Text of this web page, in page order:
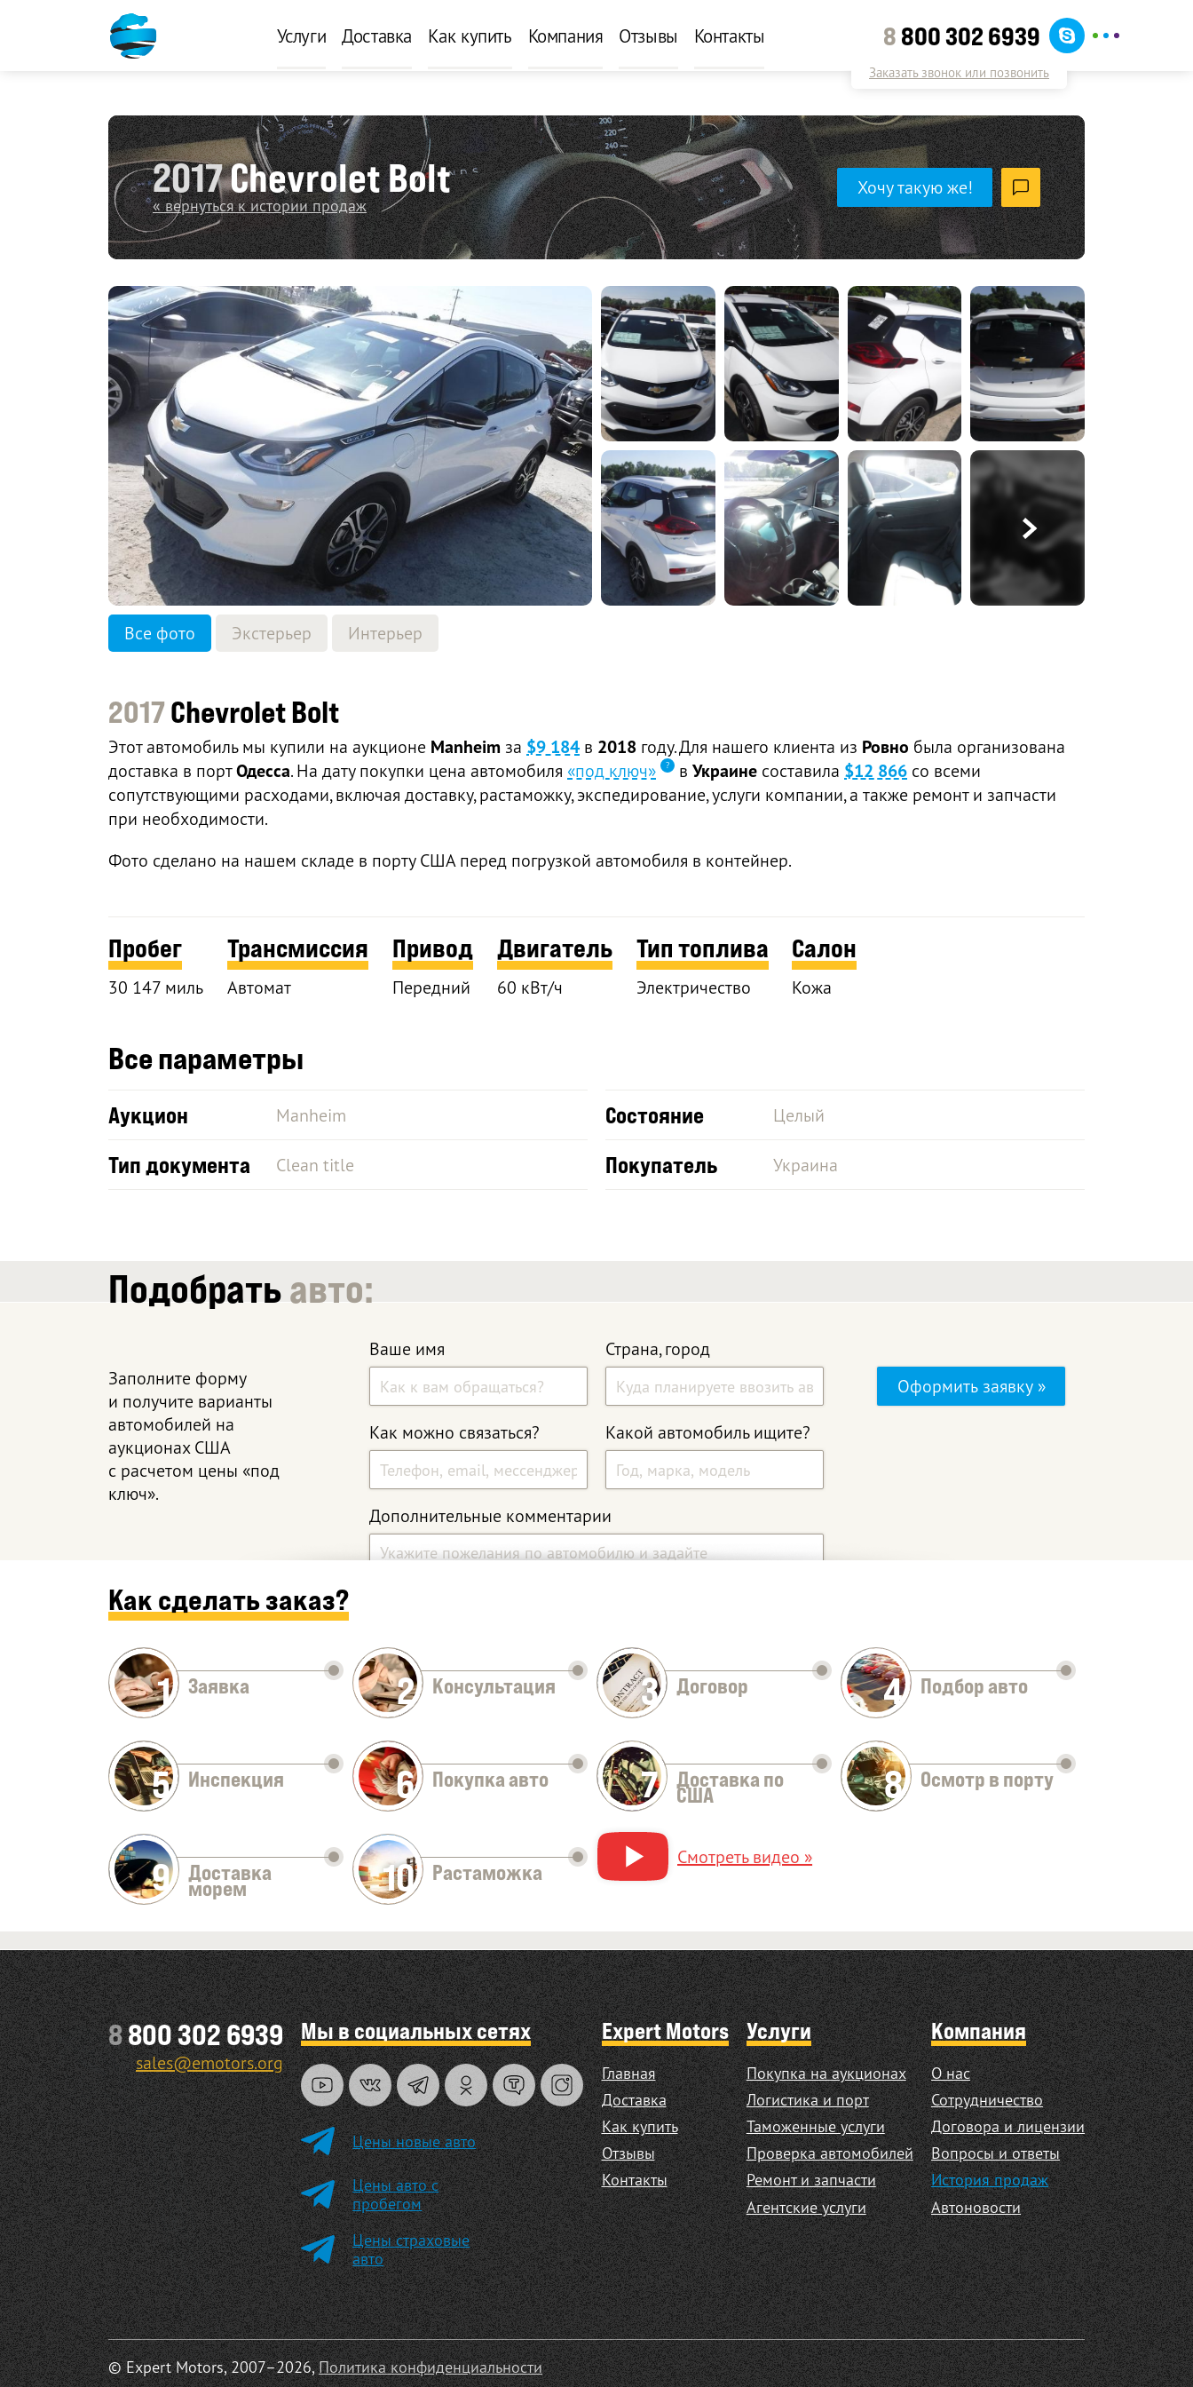
Услуги Доставка Как купить Компания Отзывы Контакты 8 800 302 6939
Заказать звонок или позвонить
2017Chevrolet Bolt
« вернуться к истории продаж
Хочу такую же!
Все фото Экстерьер Интерьер
2017Chevrolet Bolt
Этот автомобиль мы купили на аукционе Manheim за $9 184 в 2018 году. Для нашего клиента из Ровно была организована
доставка в портОдесса. На дату покупки цена автомобиля «под ключ» в Украине составила $12 866 со всеми
сопутствующими расходами, включая доставку, растаможку, экспедирование, услуги компании, а также ремонт и запчасти
при необходимости.
Фото сделано на нашем складе в порту США перед погрузкой автомобиля в контейнер.
Пробег
30 147 миль
Трансмиссия
Автомат
Привод
Передний
Двигатель
60 кВт/ч
Тип топлива
Электричество
Салон
Кожа
Все параметры
Аукцион Manheim Состояние Целый
Тип документа Clean title Покупатель Украина
Подобратьавто:
Заполните форму
и получите варианты
автомобилей на
аукционах США
с расчетом цены «под
ключ».
Ваше имя Страна, город
Как можно связаться? Какой автомобиль ищите?
Дополнительные комментарии
Оставить заявку
Оформить заявку »
Как сделать заказ?
1 Заявка 2 Консультация 3 Договор 4 Подбор авто
5 Инспекция 6 Покупка авто 7 Доставка по
США 8 Осмотр в порту
9 Доставка
морем 10 Растаможка
Смотреть видео »
8800 302 6939
sales@emotors.org
Мы в социальных сетях
Цены новые авто
Цены авто с
пробегом
Цены страховые
авто
Expert Motors
Главная
Доставка
Как купить
Отзывы
Контакты
Услуги
Покупка на аукционах
Логистика и порт
Таможенные услуги
Проверка автомобилей
Ремонт и запчасти
Агентские услуги
Компания
О нас
Сотрудничество
Договора и лицензии
Вопросы и ответы
История продаж
Автоновости
© Expert Motors, 2007–2026,Политика конфиденциальности